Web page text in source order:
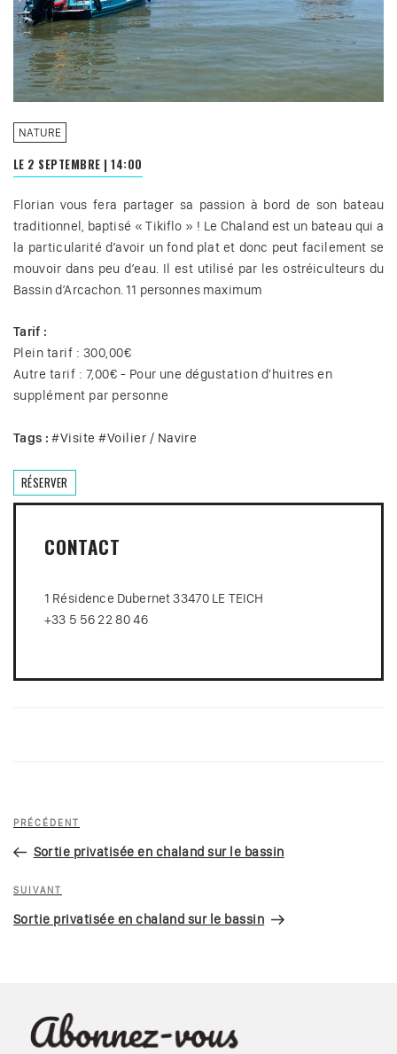
NATURE
LE 2 SEPTEMBRE |14:00
Florian vous fera partager sa passion à bord de son bateau
traditionnel, baptisé « Tikiflo » ! Le Chaland est un bateau qui a
la particularité d’avoir un fond plat et donc peut facilement se
mouvoir dans peu d’eau. Il est utilisé par les ostréiculteurs du
Bassin d’Arcachon. 11 personnes maximum
Tarif :
Plein tarif : 300,00€
Autre tarif : 7,00€ - Pour une dégustation d'huitres en
supplément par personne
Tags : #Visite #Voilier / Navire
RÉSERVER
CONTACT
1 Résidence Dubernet 33470 LE TEICH
+33 5 56 22 80 46
Navigation
l’article
Article
précédent
PRÉCÉDENT
Sortie privatisée en chaland sur le bassin
Article
suivant
SUIVANT
Sortie privatisée en chaland sur le bassin